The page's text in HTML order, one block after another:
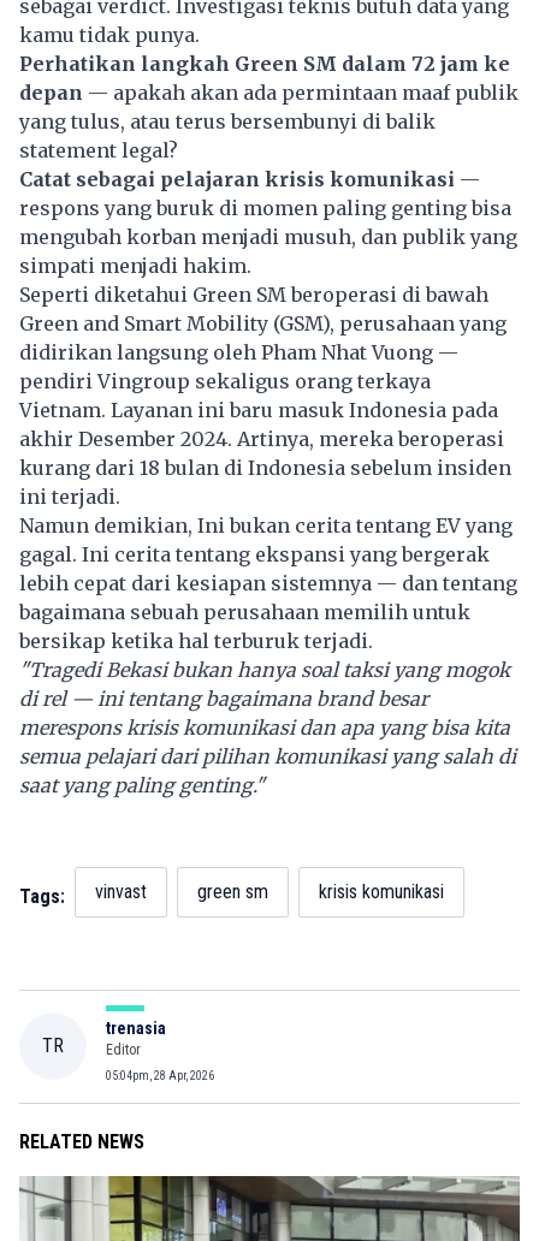
sebagai verdict. Investigasi teknis butuh data yang
kamu tidak punya.
Perhatikan langkah Green SM dalam 72 jam ke
depan — apakah akan ada permintaan maaf publik
yang tulus, atau terus bersembunyi di balik
statement legal?
Catat sebagai pelajaran krisis komunikasi —
respons yang buruk di momen paling genting bisa
mengubah korban menjadi musuh, dan publik yang
simpati menjadi hakim.
Seperti diketahui Green SM beroperasi di bawah
Green and Smart Mobility (GSM), perusahaan yang
didirikan langsung oleh Pham Nhat Vuong —
pendiri Vingroup sekaligus orang terkaya
Vietnam. Layanan ini baru masuk Indonesia pada
akhir Desember 2024. Artinya, mereka beroperasi
kurang dari 18 bulan di Indonesia sebelum insiden
ini terjadi.
Namun demikian, Ini bukan cerita tentang EV yang
gagal. Ini cerita tentang ekspansi yang bergerak
lebih cepat dari kesiapan sistemnya — dan tentang
bagaimana sebuah perusahaan memilih untuk
bersikap ketika hal terburuk terjadi.
"Tragedi Bekasi bukan hanya soal taksi yang mogok
di rel — ini tentang bagaimana brand besar
merespons krisis komunikasidan apa yang bisa kita
semua pelajari dari pilihan komunikasi yang salah di
saat yang paling genting."
Tags: vinvast green sm krisis komunikasi
TR
trenasia
Editor
05:04pm, 28 Apr, 2026
RELATED NEWS